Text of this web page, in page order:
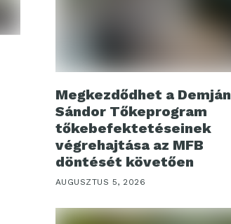
Megkezdődhet a Demján
Sándor Tőkeprogram
tőkebefektetéseinek
végrehajtása az MFB
döntését követően
AUGUSZTUS 5, 2026